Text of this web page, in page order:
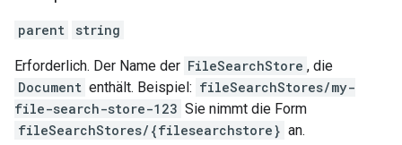
parent string
Erforderlich. Der Name der FileSearchStore , die
Document enthält. Beispiel: fileSearchStores/my-
file-search-store-123 Sie nimmt die Form
fileSearchStores/{filesearchstore} an.